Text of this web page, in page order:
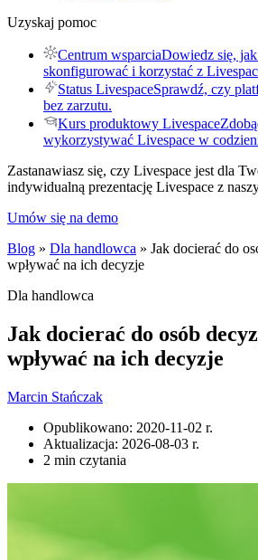
Uzyskaj pomoc
Centrum wsparciaDowiedz się,
skonfigurować i korzystać z
Status LivespaceSprawdź, czy
bez zarzutu.
Kurs produktowy Livespace
wykorzystywać Livespace w
Zastanawiasz się, czy Livespace jest dla
indywidualną prezentację Livespace z
Umów się na demo
Blog » Dla handlowca » Jak docierać do
wpływać na ich decyzje
Dla handlowca
Jak docierać do osób
wpływać na ich decyzje
Marcin Stańczak
Opublikowano: 2020-11-02 r.
Aktualizacja: 2026-08-03 r.
2 min czytania